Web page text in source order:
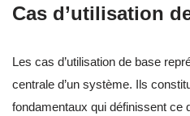
Cas d’utilisation
Les cas d’utilisation de base
centrale d’un système. Ils
fondamentaux qui définissent ce